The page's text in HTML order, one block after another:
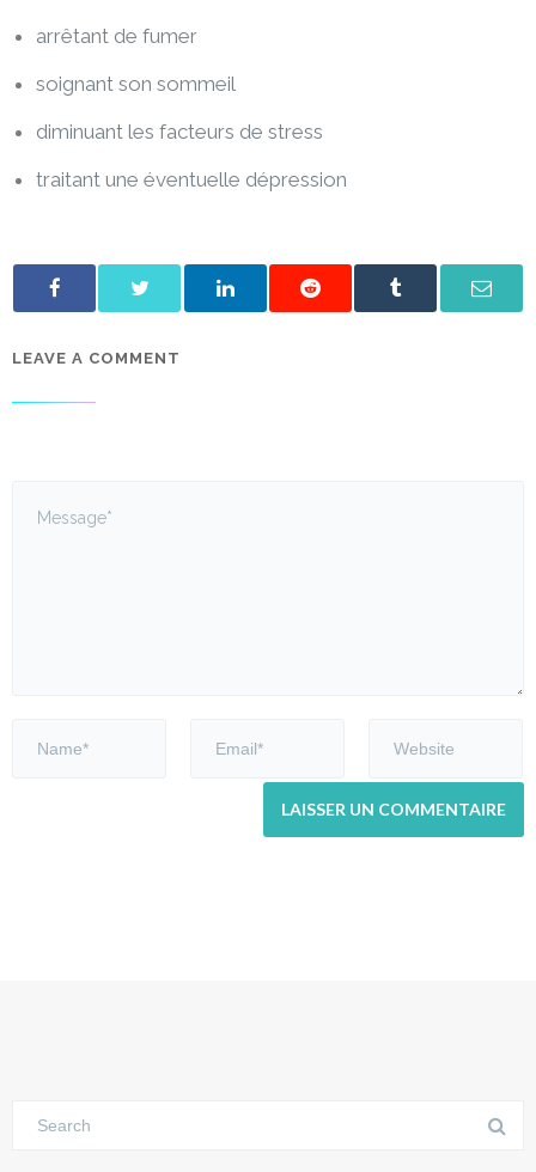
arrêtant de fumer
soignant son sommeil
diminuant les facteurs de stress
traitant une éventuelle dépression
LEAVE A COMMENT